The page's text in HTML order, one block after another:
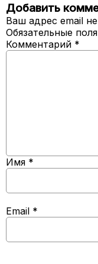
Добавить
Ваш адрес email
Обязательные
Комментарий *
Имя *
Email *